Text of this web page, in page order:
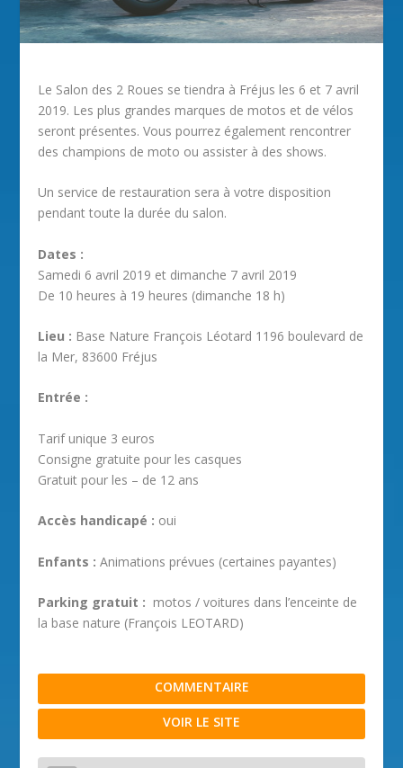
Le Salon des 2 Roues se tiendra à Fréjus les 6 et 7 avril
2019. Les plus grandes marques de motos et de vélos
seront présentes. Vous pourrez également rencontrer
des champions de moto ou assister à des shows.
Un service de restauration sera à votre disposition
pendant toute la durée du salon.
Dates :
Samedi 6 avril 2019 et dimanche 7 avril 2019
De 10 heures à 19 heures (dimanche 18 h)
Lieu : Base Nature François Léotard 1196 boulevard de
la Mer, 83600 Fréjus
Entrée :
Tarif unique 3 euros
Consigne gratuite pour les casques
Gratuit pour les – de 12 ans
Accès handicapé : oui
Enfants : Animations prévues (certaines payantes)
Parking gratuit : motos / voitures dans l’enceinte de
la base nature (François LEOTARD)
COMMENTAIRE
VOIR LE SITE